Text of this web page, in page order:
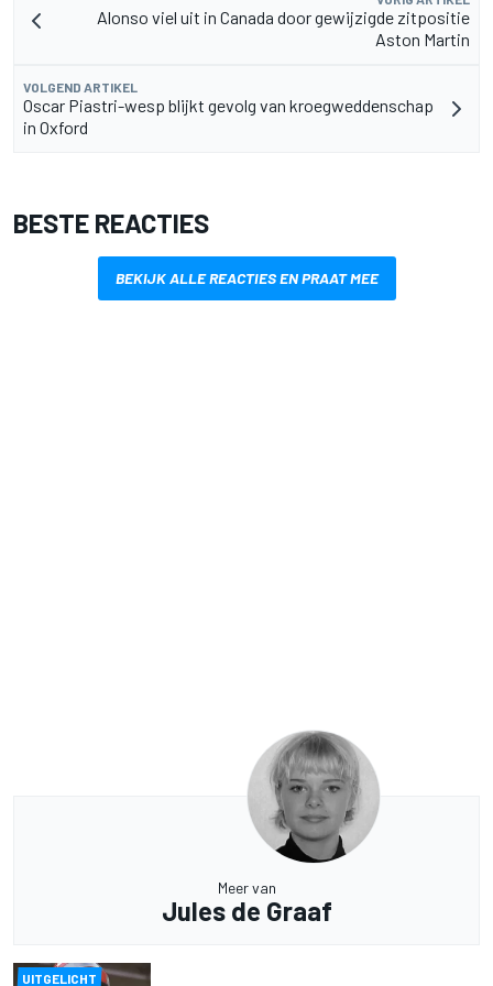
Alonso viel uit in Canada door gewijzigde zitpositie
Aston Martin
VOLGEND ARTIKEL
Oscar Piastri-wesp blijkt gevolg van kroegweddenschap
in Oxford
BESTE REACTIES
BEKIJK ALLE REACTIES EN PRAAT MEE
Meer van
Jules de Graaf
UITGELICHT